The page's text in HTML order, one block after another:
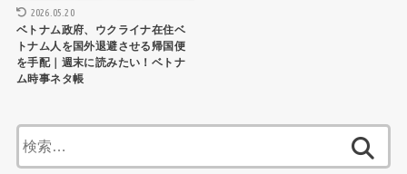
2026.05.20
ベトナム政府、ウクライナ在住ベ
トナム人を国外退避させる帰国便
を手配｜週末に読みたい！ベトナ
ム時事ネタ帳
索: